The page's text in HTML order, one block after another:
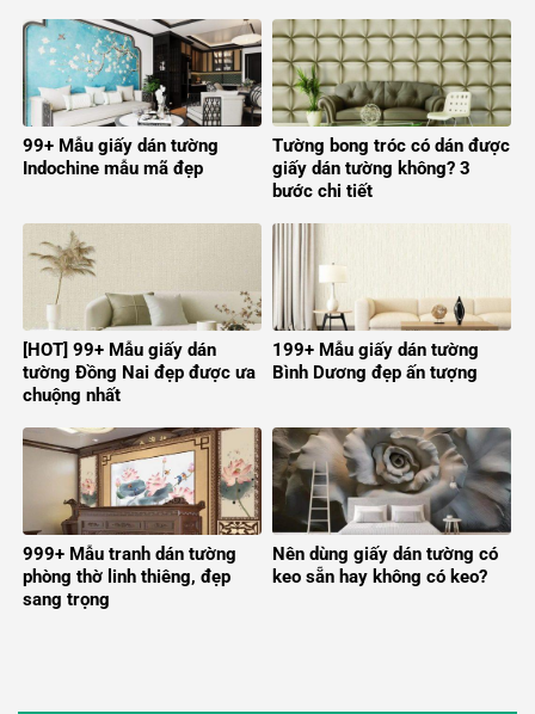
99+ Mẫu giấy dán tường
Indochine mẫu mã đẹp
Tường bong tróc có dán được
giấy dán tường không? 3
bước chi tiết
[HOT] 99+ Mẫu giấy dán
tường Đồng Nai đẹp được ưa
chuộng nhất
199+ Mẫu giấy dán tường
Bình Dương đẹp ấn tượng
999+ Mẫu tranh dán tường
phòng thờ linh thiêng, đẹp
sang trọng
Nên dùng giấy dán tường có
keo sẵn hay không có keo?